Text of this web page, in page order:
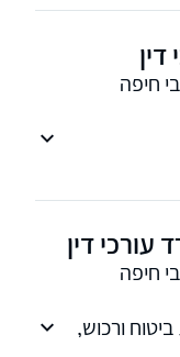
חיפה
עורכי דין
חיפה
ורכוש,